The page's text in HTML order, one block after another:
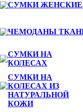
СУМКИ ЖЕНСКИЕ
ЧЕМОДАНЫ
СУМКИ НА
КОЛЕСАХ
СУМКИ НА
КОЛЕСАХ ИЗ
НАТУРАЛЬНОЙ
КОЖИ